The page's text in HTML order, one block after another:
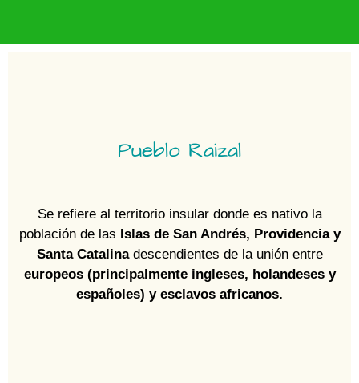
Pueblo Raizal
Se refiere al territorio insular donde es nativo la
población de las Islas de San Andrés, Providencia y
Santa Catalinadescendientes de la unión entre
europeos (principalmente ingleses, holandeses y
españoles) y esclavos africanos.